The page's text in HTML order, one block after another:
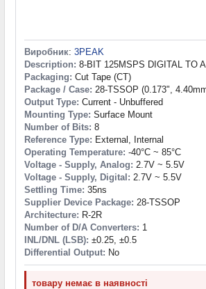
Виробник: 3PEAK
Description: 8-BIT 125MSPS DIGITAL TO
Packaging: Cut Tape (CT)
Package / Case: 28-TSSOP (0.173",
Output Type: Current - Unbuffered
Mounting Type: Surface Mount
Number of Bits: 8
Reference Type: External, Internal
Operating Temperature: -40°C ~ 85°C
Voltage - Supply, Analog: 2.7V ~ 5.5V
Voltage - Supply, Digital: 2.7V ~ 5.5V
Settling Time: 35ns
Supplier Device Package: 28-TSSOP
Architecture: R-2R
Number of D/A Converters: 1
INL/DNL (LSB): ±0.25, ±0.5
Differential Output: No
товару немає в наявності